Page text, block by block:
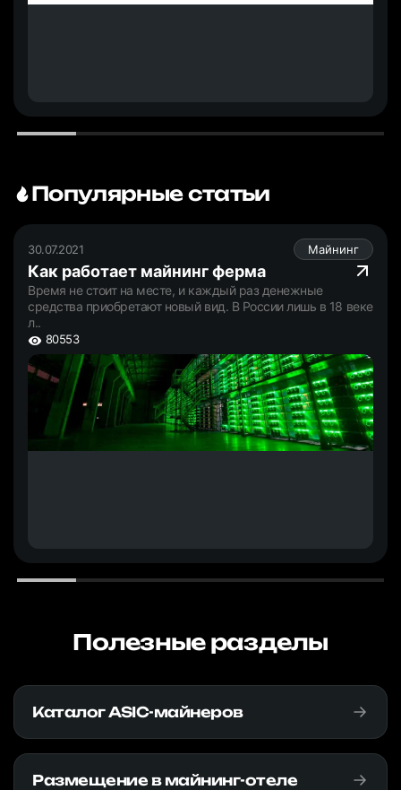
Популярные статьи
30.07.2021 Майнинг
Как работает майнинг ферма
Время не стоит на месте, и каждый раз денежные
средства приобретают новый вид. В России лишь в 18 веке
л..
80553
Полезные разделы
Каталог ASIC-майнеров
Размещение в майнинг-отеле